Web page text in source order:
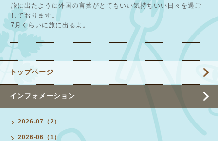
旅に出たように外国の言葉がとてもいい気持ちいい日々を過ご
しております。
7月くらいに旅に出るよ。
トップページ
インフォメーション
2026-07（2）
2026-06（1）